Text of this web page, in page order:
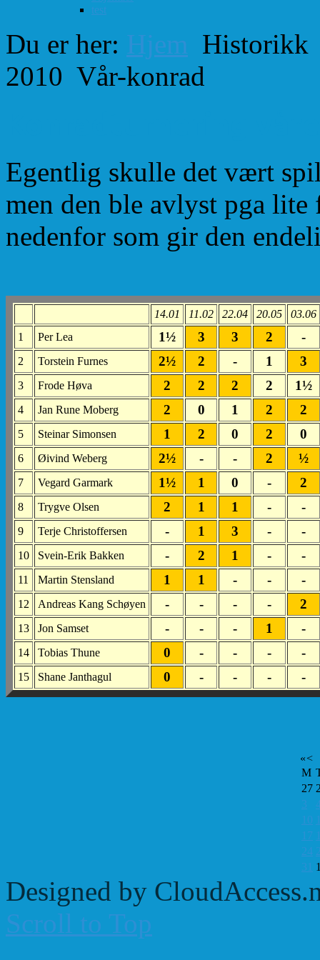
test
Du er her: Hjem Historikk
2010 Vår-konrad
Egentlig skulle det vært
men den ble avlyst pga
nedenfor som gir den
14.01 11.02 22.04 20.05
03.06
1
Per Lea 1½ 3 3 2 -
2 Torstein Furnes 2½ 2 - 1 3
3 Frode Høva 2 2 2 2 1½
4 Jan Rune Moberg 2 0 1 2 2
5 Steinar Simonsen 1 2 0 2 0
6 Øivind Weberg 2½ - - 2 ½
7 Vegard Garmark 1½ 1 0 - 2
8 Trygve Olsen 2 1 1 - -
9 Terje Christoffersen - 1 3 - -
10 Svein-Erik Bakken - 2 1 - -
11 Martin Stensland 1 1 - - -
12 Andreas Kang Schøyen - - - - 2
13 Jon Samset - - - 1 -
14 Tobias Thune 0 - - - -
15 Shane Janthagul 0 - - - -
«<
M
27
3
10
17
24
31
Designed by
Scroll to Top